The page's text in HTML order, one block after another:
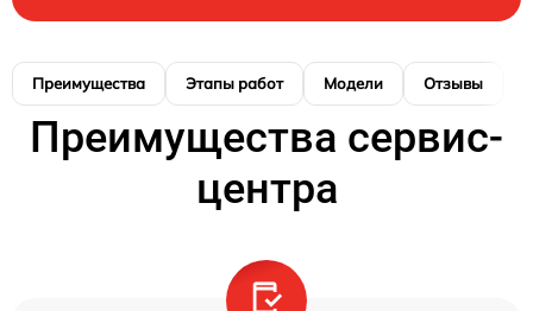
Преимущества Этапы работ Модели Отзывы
Преимущества сервис-
центра